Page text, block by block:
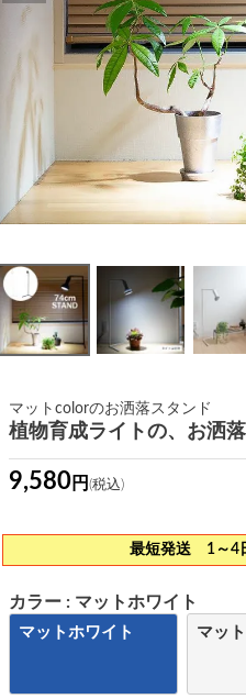
マットcolorのお洒落スタンド
植物育成ライトの、お洒
9,580
最短発送 1～4
カラー マットホワイト
マットホワイト マッ